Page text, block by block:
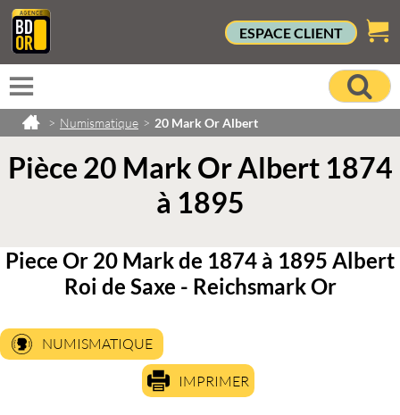
ESPACE CLIENT
> Numismatique > 20 Mark Or Albert
Pièce 20 Mark Or Albert 1874
à 1895
Piece Or 20 Mark de 1874 à 1895 Albert
Roi de Saxe - Reichsmark Or
NUMISMATIQUE
IMPRIMER